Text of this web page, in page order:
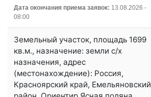
Дата окончания приема заявок: 13.08.2026 -
08:00
Земельный участок, площадь 1699
кв.м., назначение: земли с/х
назначения, адрес
(местонахождение): Россия,
Красноярский край, Емельяновский